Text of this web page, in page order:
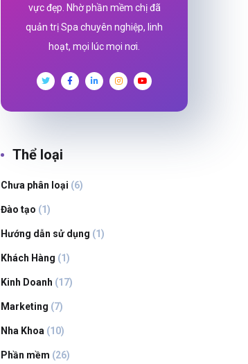
vực đẹp. Nhờ phần mềm chị đã
quản trị Spa chuyên nghiệp, linh
hoạt, mọi lúc mọi nơi.
Thể loại
Chưa phân loại (6)
Đào tạo (1)
Hướng dẫn sử dụng (1)
Khách Hàng (1)
Kinh Doanh (17)
Marketing (7)
Nha Khoa (10)
Phần mềm (26)